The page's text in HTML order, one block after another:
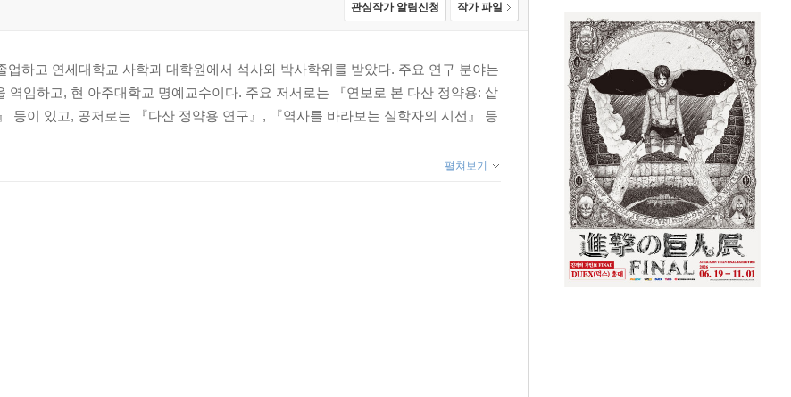
관심작가 알림신청 작가 파일
하고 연세대학교 사학과 대학원에서 석사와 박사학위를 받았다. 주요 연구 분야는
역임하고, 현 아주대학교 명예교수이다. 주요 저서로는 『연보로 본 다산 정약용: 샅
등이 있고, 공저로는 『다산 정약용 연구』, 『역사를 바라보는 실학자의 시선』 등
펼쳐보기